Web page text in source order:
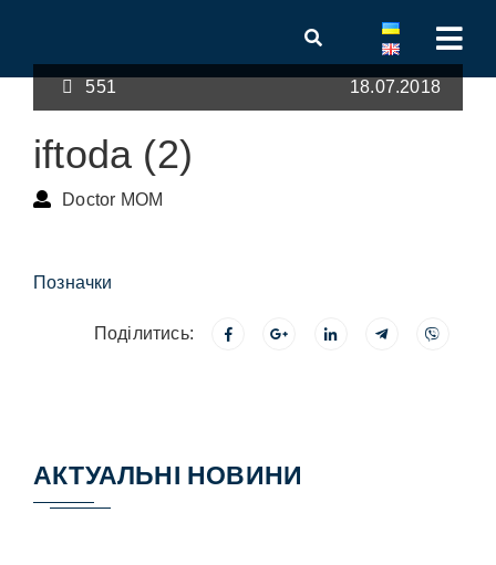
551 18.07.2018
iftoda (2)
Doctor MOM
Позначки
Поділитись:
АКТУАЛЬНІ НОВИНИ